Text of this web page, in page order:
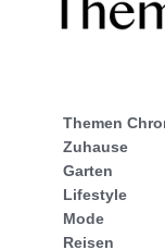
Themen
Zuhause
Garten
Lifestyle
Mode
Reisen